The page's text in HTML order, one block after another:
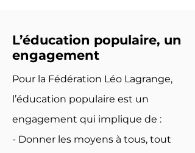
L’éducation populaire, un
engagement
Pour la Fédération Léo Lagrange,
l’éducation populaire est un
engagement qui implique de :
- Donner les moyens à tous, tout